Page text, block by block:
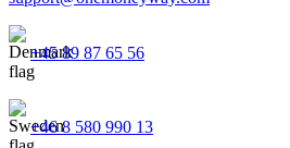
+45 89 87 65 56
+46 8 580 990 13